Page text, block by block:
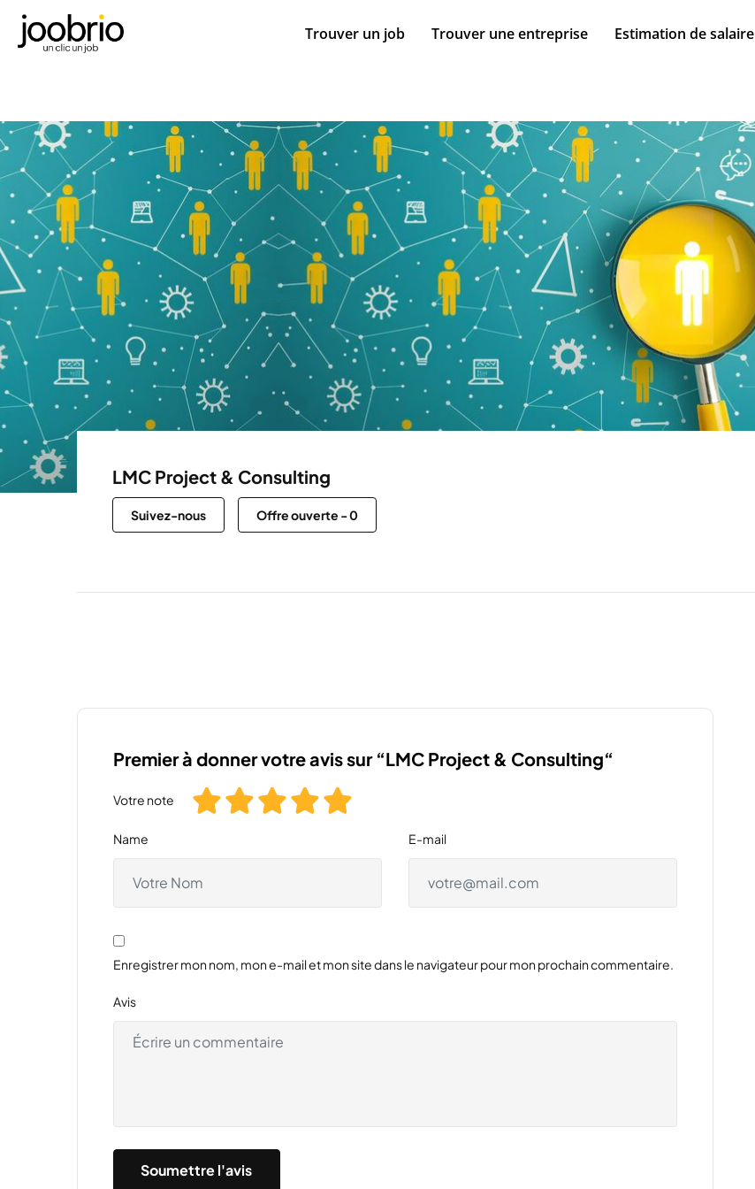
Trouver un job Trouver une entreprise Estimation de salaire
LMC Project & Consulting
Suivez-nous Offre ouverte -0
Premier à donner votre avis sur “LMC Project & Consulting“
Votre note
Name E-mail
Enregistrer mon nom, mon e-mail et mon site dans le navigateur pour mon prochain commentaire.
Avis